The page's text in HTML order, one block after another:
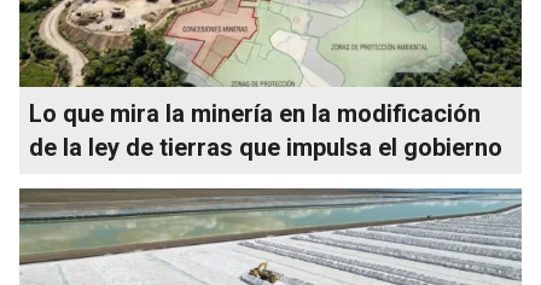
Lo que mira la minería en la modificación
de la ley de tierras que impulsa el gobierno